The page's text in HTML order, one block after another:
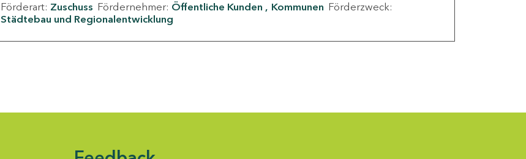
Förderart: Zuschuss Fördernehmer: Öffentliche Kunden Kommunen Förderzweck:
Städtebau und Regionalentwicklung